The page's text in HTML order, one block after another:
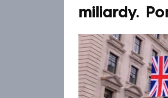
miliardy.